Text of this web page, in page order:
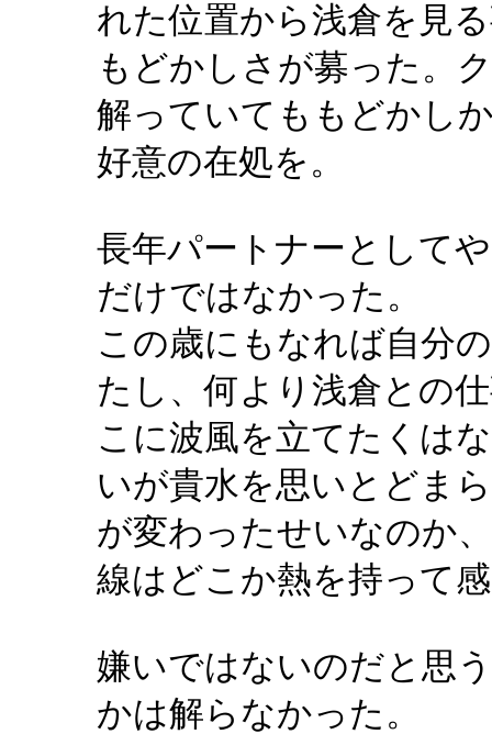
れた位置から浅倉を見
もどかしさが募った。
解っていてももどかし
好意の在処を。
長年パートナーとして
だけではなかった。
この歳にもなれば自分
たし、何より浅倉との
こに波風を立てたくは
いが貴水を思いとどま
が変わったせいなのか
線はどこか熱を持って
嫌いではないのだと思
かは解らなかった。